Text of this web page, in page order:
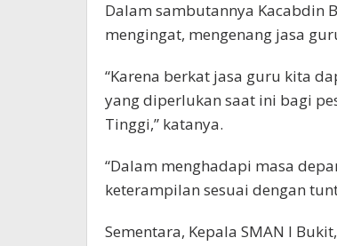
Dalam sambutannya Kacabdin
mengingat, mengenang jasa
“Karena berkat jasa guru kita
yang diperlukan saat ini bagi
Tinggi,” katanya.
“Dalam menghadapi masa
keterampilan sesuai dengan
Sementara, Kepala SMAN I